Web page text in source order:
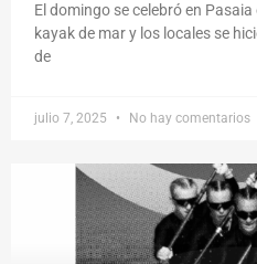
El domingo se celebró en
kayak de mar y los locales se
de
julio 7, 2025 No hay comentarios